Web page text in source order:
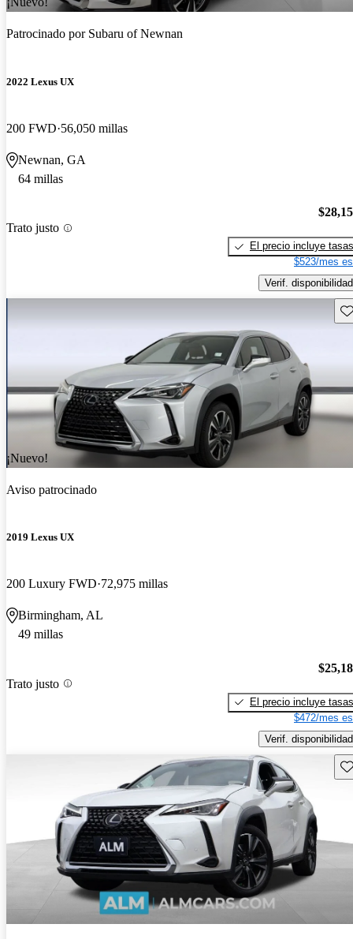
Patrocinado por Subaru of Newnan
2022 Lexus UX
200 FWD 56,050 millas
Newnan, GA
64 millas
Trato justo
El precio incluye tasas
$523/mes
Verif. disponibilidad
¡Nuevo!
Aviso patrocinado
2019 Lexus UX
200 Luxury FWD 72,975 millas
Birmingham, AL
49 millas
Trato justo
El precio incluye tasas
$472/mes
Verif. disponibilidad